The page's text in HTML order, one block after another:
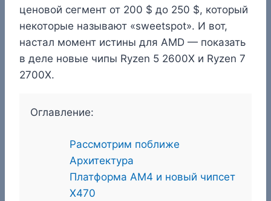
ценовой сегмент от 200 $ до 250 $, который
некоторые называют «sweetspot». И вот,
настал момент истины для AMD — показать
в деле новые чипы Ryzen 5 2600X и Ryzen 7
2700X.
Оглавление:
Рассмотрим поближе
Архитектура
Платформа AM4 и новый чипсет
X470